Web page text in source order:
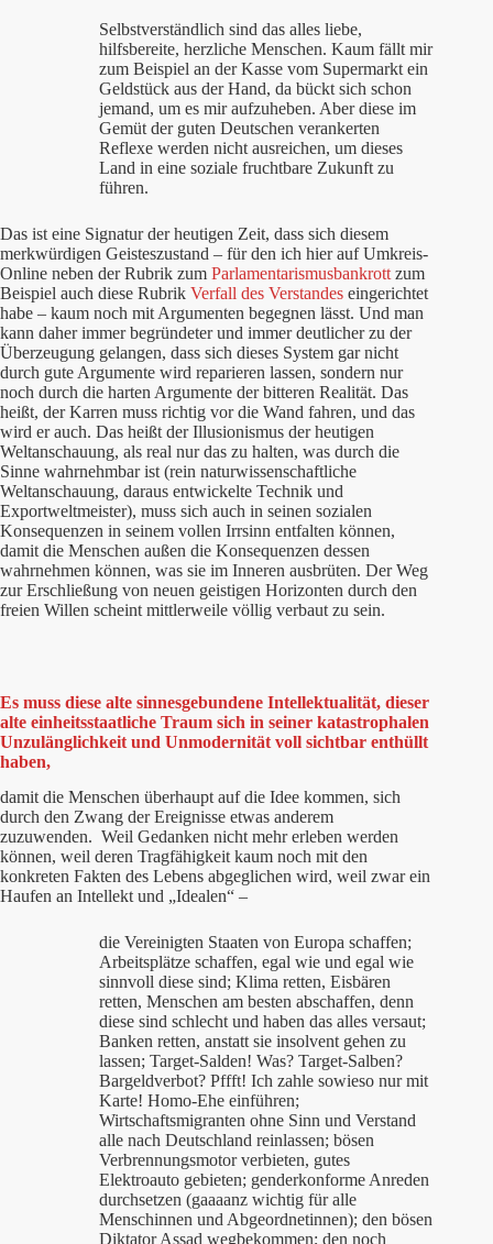
Selbstverständlich sind das alles liebe,
hilfsbereite, herzliche Menschen. Kaum fällt mir
zum Beispiel an der Kasse vom Supermarkt ein
Geldstück aus der Hand, da bückt sich schon
jemand, um es mir aufzuheben. Aber diese im
Gemüt der guten Deutschen verankerten
Reflexe werden nicht ausreichen, um dieses
Land in eine soziale fruchtbare Zukunft zu
führen.
Das ist eine Signatur der heutigen Zeit, dass sich diesem
merkwürdigen Geisteszustand – für den ich hier auf Umkreis-
Online neben der Rubrik zum Parlamentarismusbankrott zum
Beispiel auch diese Rubrik Verfall des Verstandes eingerichtet
habe – kaum noch mit Argumenten begegnen lässt. Und man
kann daher immer begründeter und immer deutlicher zu der
Überzeugung gelangen, dass sich dieses System gar nicht
durch gute Argumente wird reparieren lassen, sondern nur
noch durch die harten Argumente der bitteren Realität. Das
heißt, der Karren muss richtig vor die Wand fahren, und das
wird er auch. Das heißt der Illusionismus der heutigen
Weltanschauung, als real nur das zu halten, was durch die
Sinne wahrnehmbar ist (rein naturwissenschaftliche
Weltanschauung, daraus entwickelte Technik und
Exportweltmeister), muss sich auch in seinen sozialen
Konsequenzen in seinem vollen Irrsinn entfalten können,
damit die Menschen außen die Konsequenzen dessen
wahrnehmen können, was sie im Inneren ausbrüten. Der Weg
zur Erschließung von neuen geistigen Horizonten durch den
freien Willen scheint mittlerweile völlig verbaut zu sein.
Es muss diese alte sinnesgebundene Intellektualität, dieser
alte einheitsstaatliche Traum sich in seiner katastrophalen
Unzulänglichkeit und Unmodernität voll sichtbar enthüllt
haben,
damit die Menschen überhaupt auf die Idee kommen, sich
durch den Zwang der Ereignisse etwas anderem
zuzuwenden. Weil Gedanken nicht mehr erleben werden
können, weil deren Tragfähigkeit kaum noch mit den
konkreten Fakten des Lebens abgeglichen wird, weil zwar ein
Haufen an Intellekt und „Idealen“ –
die Vereinigten Staaten von Europa schaffen;
Arbeitsplätze schaffen, egal wie und egal wie
sinnvoll diese sind; Klima retten, Eisbären
retten, Menschen am besten abschaffen, denn
diese sind schlecht und haben das alles versaut;
Banken retten, anstatt sie insolvent gehen zu
lassen; Target-Salden! Was? Target-Salben?
Bargeldverbot? Pffft! Ich zahle sowieso nur mit
Karte! Homo-Ehe einführen;
Wirtschaftsmigranten ohne Sinn und Verstand
alle nach Deutschland reinlassen; bösen
Verbrennungsmotor verbieten, gutes
Elektroauto gebieten; genderkonforme Anreden
durchsetzen (gaaaanz wichtig für alle
Menschinnen und Abgeordnetinnen); den bösen
Diktator Assad wegbekommen; den noch